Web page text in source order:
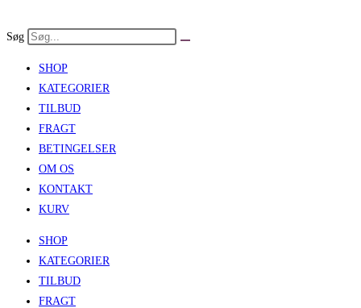
to
Søg
SHOP
KATEGORIER
TILBUD
FRAGT
BETINGELSER
OM OS
KONTAKT
KURV
SHOP
KATEGORIER
TILBUD
FRAGT